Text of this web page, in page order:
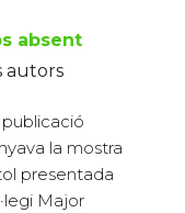
absent
autors
la mostra
presentada
Major